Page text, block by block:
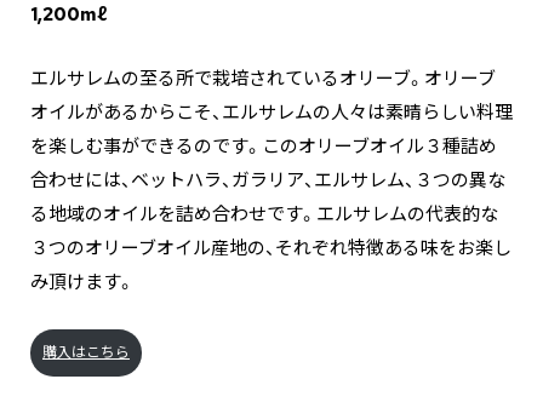
1,200mℓ
エルサレムの至る所で栽培されているオリーブ。オリーブ
オイルがあるからこそ、エルサレムの人々は素晴らしい料理
を楽しむ事ができるのです。このオリーブオイル３種詰め
合わせには、ベットハラ、ガラリア、エルサレム、３つの異な
る地域のオイルを詰め合わせです。エルサレムの代表的な
３つのオリーブオイル産地の、それぞれ特徴ある味をお楽し
み頂けます。
購入はこちら